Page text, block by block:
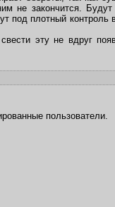
не закончится.
под плотный контроль
эту не вдруг
пользователи.